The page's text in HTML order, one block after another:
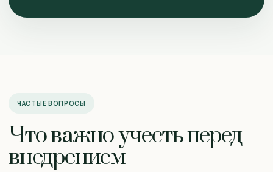
ЧАСТЫЕ ВОПРОСЫ
Что важно учесть перед
внедрением